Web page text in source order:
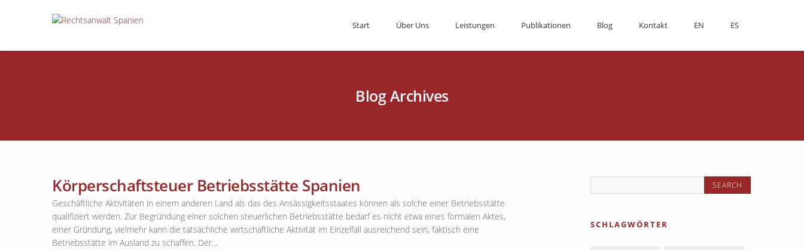
Start Über Uns Leistungen Publikationen Blog Kontakt EN ES
Blog Archives
Körperschaftsteuer Betriebsstätte Spanien
Geschäftliche Aktivitäten in einem anderen Land als das des Ansässigkeitsstaates können als solche einer Betriebsstätte
qualifiziert werden. Zur Begründung einer solchen steuerlichen Betriebsstätte bedarf es nicht etwa eines formalen Aktes,
einer Gründung, vielmehr kann die tatsächliche wirtschaftliche Aktivität im Einzelfall ausreichend sein, faktisch eine
Betriebsstätte im Ausland zu schaffen. Der…
SCHLAGWÖRTER